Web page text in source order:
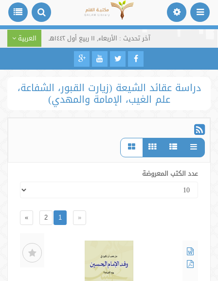
آخر تحديث : الأربعاء, ١١ ربيع أول ١٤٤٢هـ العربية
دراسة عقائد الشيعة (زيارت القبور، الشفاعة،
علم الغيب، الإمامة والمهدي)
عدد الكتب المعروضة
«
1
2
»